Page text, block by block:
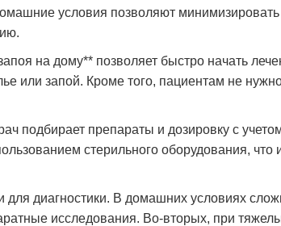
условия позволяют минимизировать
на дому** позволяет быстро начать
или запой. Кроме того, пациентам не
подбирает препараты и дозировку с
стерильного оборудования, что
диагностики. В домашних условиях
исследования. Во-вторых, при